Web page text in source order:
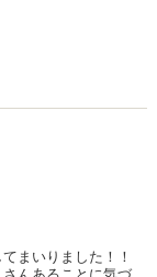
まいりました！！